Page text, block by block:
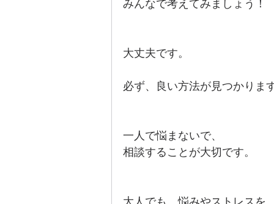
みんなで考えてみましょう！
大丈夫です。
必ず、良い方法が見つかります
一人で悩まないで、
相談することが大切です。
大人でも、悩みやストレスを